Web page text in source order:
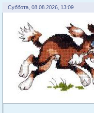
Суббота, 08.08.2026, 13:09